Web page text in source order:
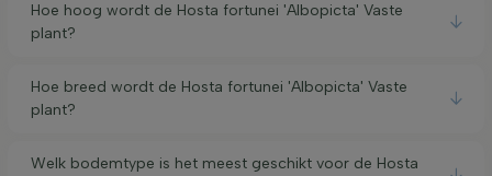
Hoe hoog wordt de Hosta fortunei 'Albopicta' Vaste
plant?
Hoe breed wordt de Hosta fortunei 'Albopicta' Vaste
plant?
Welk bodemtype is het meest geschikt voor de Hosta